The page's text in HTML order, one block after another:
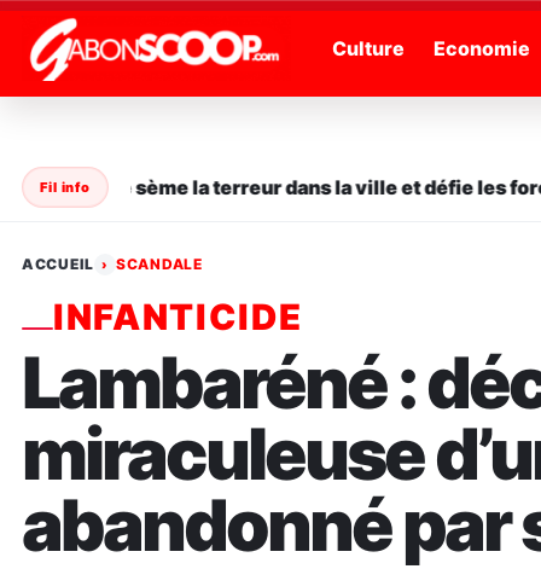
" /> Culture Economie
Fil info
en série sème la terreur dans la ville et défie les
ACCUEIL › SCANDALE
INFANTICIDE
Lambaréné :
miraculeuse
abandonné par